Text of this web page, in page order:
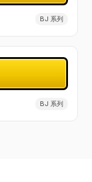
BJ 系列
BJ 系列